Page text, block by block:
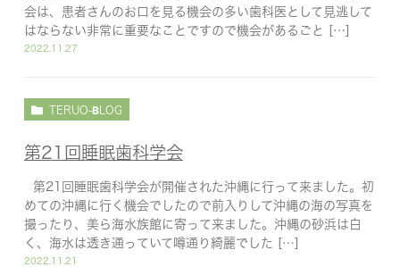
会は、患者さんのお口を見る機会の多い歯科医として見逃して
はならない非常に重要なことですので機会があるごと […]
2022.11.27
TERUO-BLOG
第21回睡眠歯科学会
第21回睡眠歯科学会が開催された沖縄に行って来ました。初
めての沖縄に行く機会でしたので前入りして沖縄の海の写真を
撮ったり、美ら海水族館に寄って来ました。沖縄の砂浜は白
く、海水は透き通っていて噂通り綺麗でした […]
2022.11.21